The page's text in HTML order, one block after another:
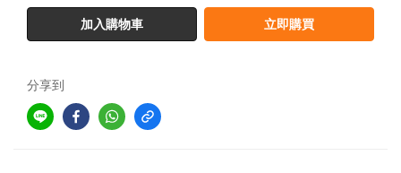
加入購物車 立即購買
分享到